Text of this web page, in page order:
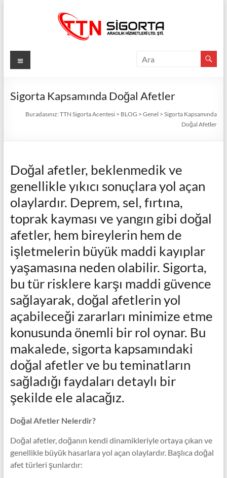
TTN
Acentesi
Güvenli
Sigorta:
En
İyi
Fiyatlar,
Eksiksiz
Koruma
Menü
Sigorta Kapsamında Doğal Afetler
Buradasınız: TTN Sigorta Acentesi > BLOG >Genel >Sigorta Kapsamında
Doğal Afetler
Doğal afetler, beklenmedik ve
genellikle yıkıcı sonuçlara yol açan
olaylardır. Deprem, sel, fırtına,
toprak kayması ve yangın gibi doğal
afetler, hem bireylerin hem de
işletmelerin büyük maddi kayıplar
yaşamasına neden olabilir. Sigorta,
bu tür risklere karşı maddi güvence
sağlayarak, doğal afetlerin yol
açabileceği zararları minimize etme
konusunda önemli bir rol oynar. Bu
makalede, sigorta kapsamındaki
doğal afetler ve bu teminatların
sağladığı faydaları detaylı bir
şekilde ele alacağız.
Doğal Afetler Nelerdir?
Doğal afetler, doğanın kendi dinamikleriyle ortaya çıkan ve
genellikle büyük hasarlara yol açan olaylardır. Başlıca doğal
afet türleri şunlardır: